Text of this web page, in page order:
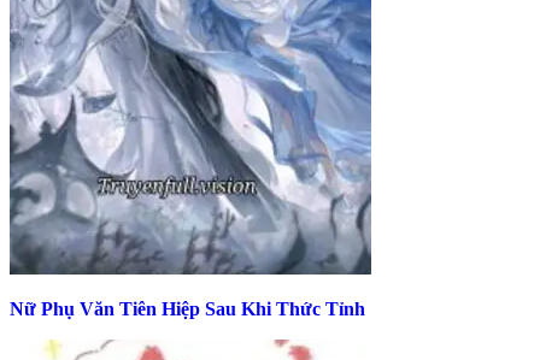
Nữ Phụ Văn Tiên Hiệp Sau Khi Thức Tỉnh